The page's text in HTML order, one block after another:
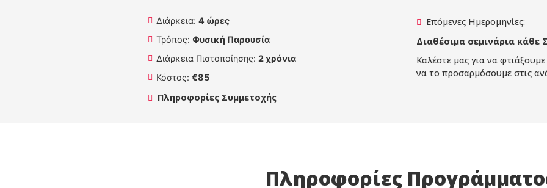
Διάρκεια: 4 ώρες
Τρόπος: Φυσική Παρουσία
Διάρκεια Πιστοποίησης: 2 χρόνια
Κόστος: €85
Πληροφορίες Συμμετοχής
Επόμενες Ημερομηνίες:
Διαθέσιμα σεμινάρια κάθε
Καλέστε μας για να
να το προσαρμόσουμε στις
Πληροφορίες